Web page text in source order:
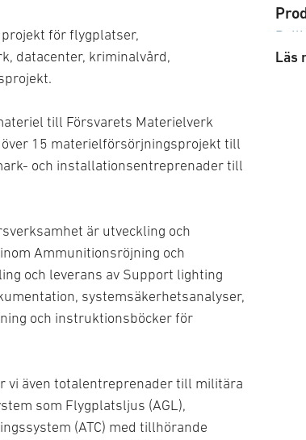
för flygplatser,
datacenter, kriminalvård,
till Försvarets Materielverk
över 15 materielförsörjningsprojekt till
och installationsentreprenader till
är utveckling och
Ammunitionsröjning och
och leverans av Support lighting
systemsäkerhetsanalyser,
och instruktionsböcker för
vi även totalentreprenader till militära
som Flygplatsljus (AGL),
(ATC) med tillhörande
Läs